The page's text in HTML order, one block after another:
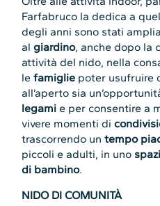
Farfabruco la dedica a
degli anni sono stati
algiardino, anche dopo la
attività del nido, nella
lefamiglie poter usufruire
all’aperto sia
legami e per consentire a
vivere momenti di
trascorrendo untempo
piccoli e adulti, in uno
di bambino.
NIDO DI COMUNITÀ